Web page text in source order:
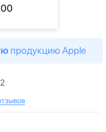
продукцию Apple